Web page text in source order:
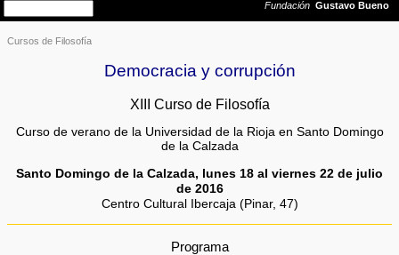
Cursos de Filosofía
Democracia y corrupción
XIII Curso de Filosofía
Curso de verano de la Universidad de la Rioja en Santo Domingo
de la Calzada
Santo Domingo de la Calzada, lunes 18 al viernes 22 de julio
de 2016
Centro Cultural Ibercaja (Pinar, 47)
Programa